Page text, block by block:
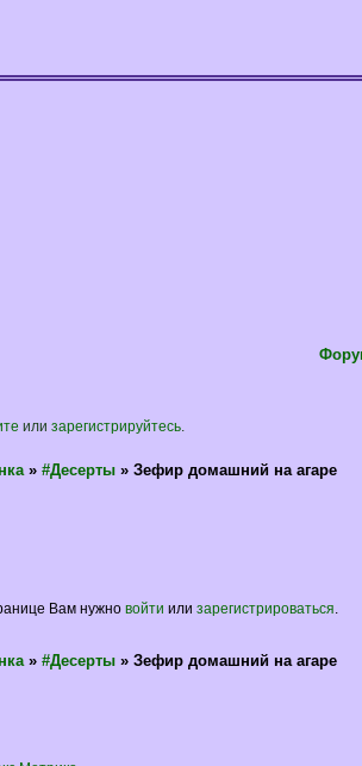
или зарегистрируйтесь.
» #Десерты » Зефир домашний на агаре
Вам нужно войти или зарегистрироваться
» #Десерты » Зефир домашний на агаре